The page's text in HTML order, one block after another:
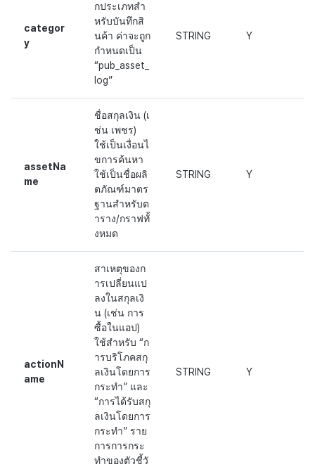
categor
y
กประเภทสำ
หรับบันทึกสิ
นค้า ค่าจะถูก
กำหนดเป็น
“pub_asset_
log”
STRING Y
assetNa
me
ชื่อสกุลเงิน (เ
ช่น เพชร)
ใช้เป็นเงื่อนไ
ขการค้นหา
ใช้เป็นชื่อผลิ
ตภัณฑ์มาตร
ฐานสำหรับต
าราง/กราฟทั้
งหมด
STRING Y
actionN
ame
สาเหตุของก
ารเปลี่ยนแป
ลงในสกุลเงิ
น (เช่น การ
ซื้อในแอป)
ใช้สำหรับ “ก
ารบริโภคสกุ
ลเงินโดยการ
กระทำ” และ
“การได้รับสกุ
ลเงินโดยการ
กระทำ” ราย
การการกระ
ทำของตัวชี้วั
STRING Y